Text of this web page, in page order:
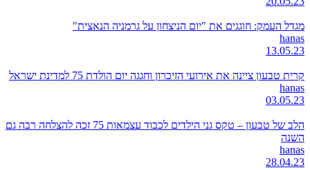
מגדל העמק: חוגגים את "יום הניצחון על גרמניה הנאצית"
hanas
13.05.23
קרית טבעון ציינה את אירועי הזיכרון וחגגה יום הולדת 75 למדינת ישראל
hanas
03.05.23
הלב של טבעון – טקס גני הילדים לכבוד עצמאות 75 זכה להצלחה רבה גם
השנה
hanas
28.04.23